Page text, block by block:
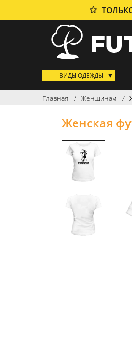
ВИДЫ ОДЕЖДЫ
Главная Женщинам
Женская